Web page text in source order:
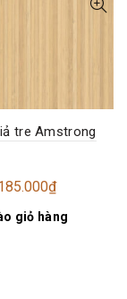
tre Amstrong
₫Giá
giỏ hàng